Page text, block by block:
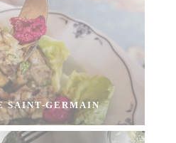
SAINT-GERMAIN